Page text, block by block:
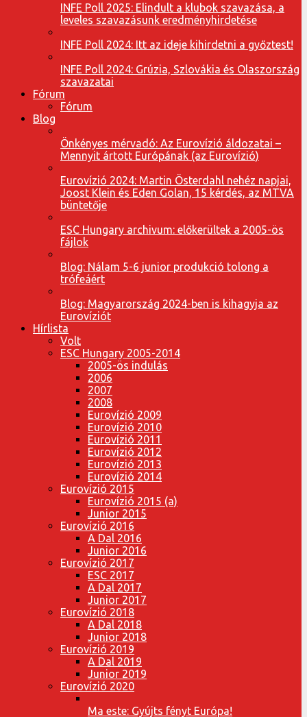
INFE Poll 2025: Elindult a klubok szavazása, a
leveles szavazásunk eredményhirdetése
INFE Poll 2024: Itt az ideje kihirdetni a győztest!
INFE Poll 2024: Grúzia, Szlovákia és Olaszország
szavazatai
Fórum
Fórum
Blog
Önkényes mérvadó: Az Eurovízió áldozatai –
Mennyit ártott Európának (az Eurovízió)
Eurovízió 2024: Martin Österdahl nehéz napjai,
Joost Klein és Eden Golan, 15 kérdés, az MTVA
büntetője
ESC Hungary archivum: előkerültek a 2005-ös
fájlok
Blog: Nálam 5-6 junior produkció tolong a
trófeáért
Blog: Magyarország 2024-ben is kihagyja az
Eurovíziót
Hírlista
Volt
ESC Hungary 2005-2014
2005-ös indulás
2006
2007
2008
Eurovízió 2009
Eurovízió 2010
Eurovízió 2011
Eurovízió 2012
Eurovízió 2013
Eurovízió 2014
Eurovízió 2015
Eurovízió 2015 (a)
Junior 2015
Eurovízió 2016
A Dal 2016
Junior 2016
Eurovízió 2017
ESC 2017
A Dal 2017
Junior 2017
Eurovízió 2018
A Dal 2018
Junior 2018
Eurovízió 2019
A Dal 2019
Junior 2019
Eurovízió 2020
Ma este: Gyújts fényt Európa!